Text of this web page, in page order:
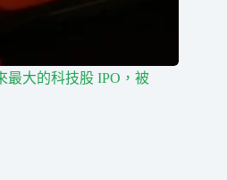
最大的科技股 IPO，被